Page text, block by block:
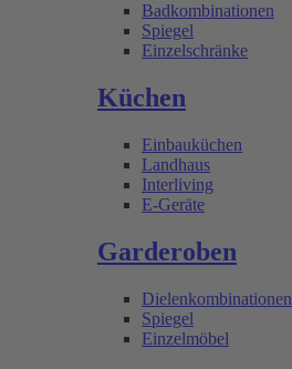
Badkombinationen
Spiegel
Einzelschränke
Küchen
Einbauküchen
Landhaus
Interliving
E-Geräte
Garderoben
Dielenkombinationen
Spiegel
Einzelmöbel